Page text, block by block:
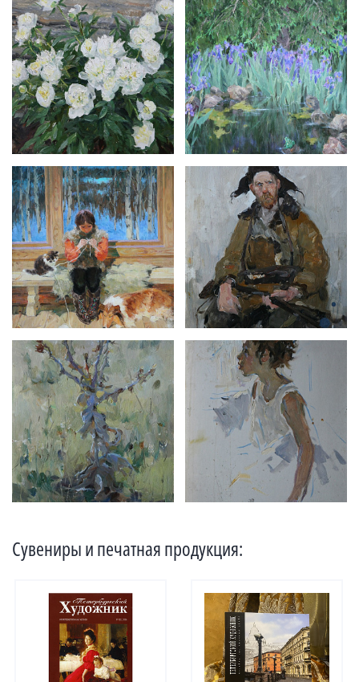
Сувениры и печатная продукция: